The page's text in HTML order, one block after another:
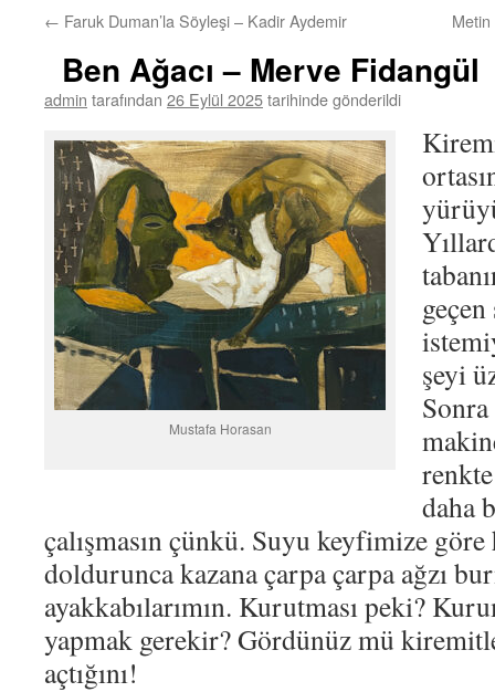
← Faruk Duman’la Söyleşi – Kadir Aydemir
Ben Ağacı – Merve Fidangül
admin tarafından 26 Eylül 2025tarihinde gönderildi
Mustafa Horasan
şeyi
Sonra
daha
çalışmasın çünkü. Suyu keyfimize göre
doldurunca kazana çarpa çarpa ağzı
ayakkabılarımın. Kurutması peki?
yapmak gerekir? Gördünüz mü
açtığını!